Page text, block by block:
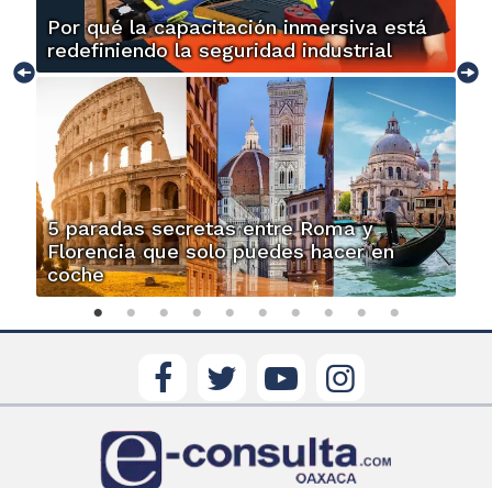
Por qué la capacitación inmersiva está
redefiniendo la seguridad industrial
5 paradas secretas entre Roma y
Florencia que solo puedes hacer en
coche